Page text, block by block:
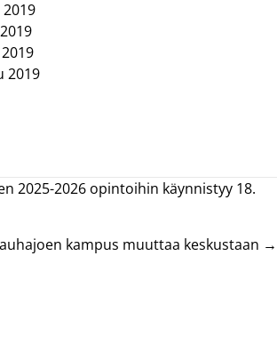
2019
2025-2026 opintoihin käynnistyy 18.
kampus muuttaa keskustaan →